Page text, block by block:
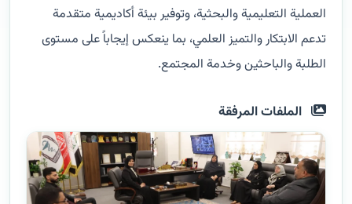
العملية التعليمية والبحثية، وتوفير بيئة أكاديمية متقدمة
تدعم الابتكار والتميز العلمي، بما ينعكس إيجاباً على مستوى
الطلبة والباحثين وخدمة المجتمع.
الملفات المرفقة